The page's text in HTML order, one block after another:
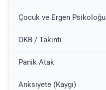
Çocuk ve Ergen Psikoloğu
OKB / Takıntı
Panik Atak
Anksiyete (Kaygı)